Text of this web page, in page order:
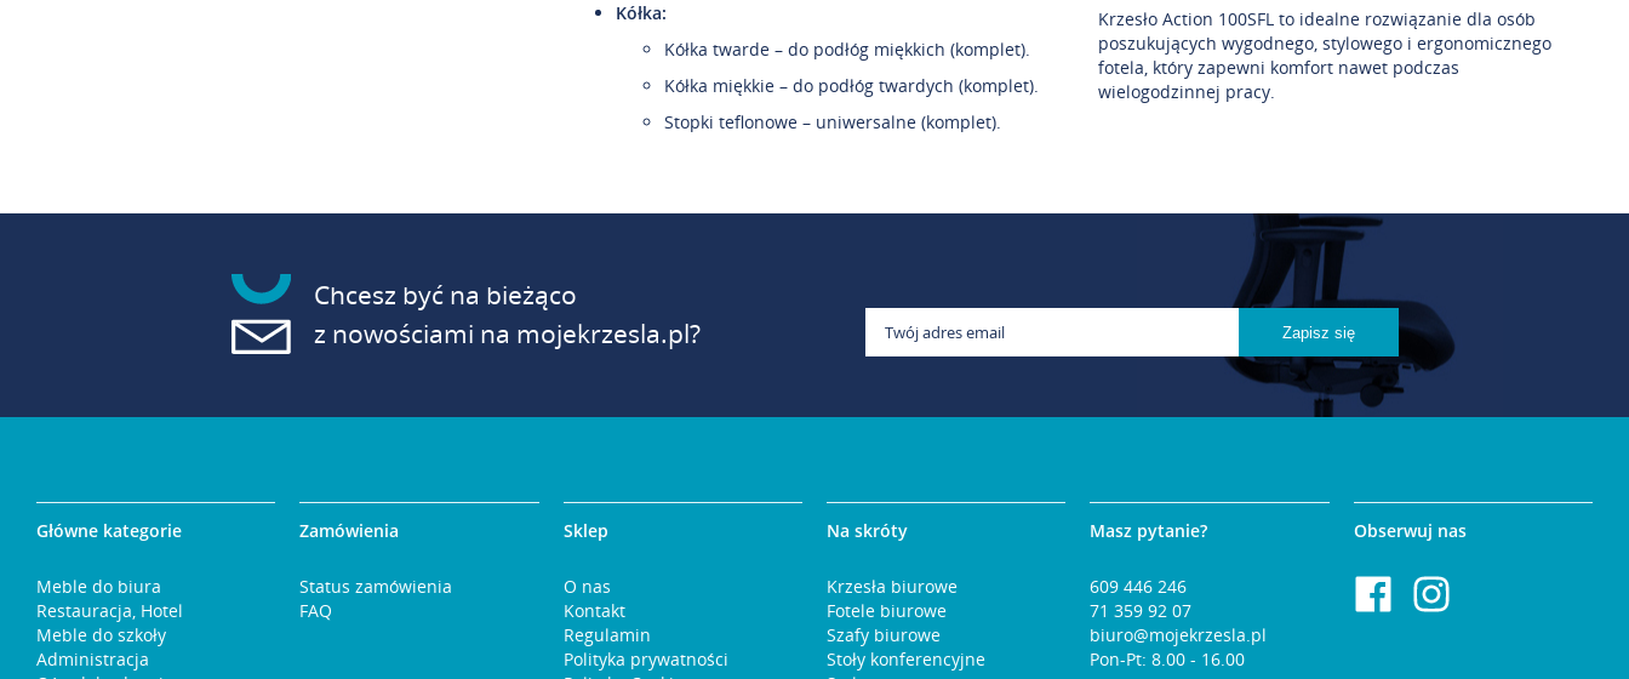
Kółka:
Kółka twarde – do podłóg miękkich (komplet).
Kółka miękkie – do podłóg twardych (komplet).
Stopki teflonowe – uniwersalne (komplet).
Krzesło Action 100SFL to idealne rozwiązanie dla osób
poszukujących wygodnego, stylowego i ergonomicznego
fotela, który zapewni komfort nawet podczas
wielogodzinnej pracy.
Chcesz być na bieżąco
z nowościami na mojekrzesla.pl?
Główne kategorie
Meble do biura
Restauracja, Hotel
Meble do szkoły
Administracja
Zamówienia
Status zamówienia
FAQ
Sklep
O nas
Kontakt
Regulamin
Polityka prywatności
Na skróty
Krzesła biurowe
Fotele biurowe
Szafy biurowe
Stoły konferencyjne
Masz pytanie?
609 446 246
71 359 92 07
biuro@mojekrzesla.pl
Pon-Pt: 8.00 - 16.00
Obserwuj nas